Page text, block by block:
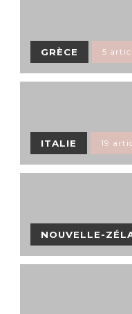
GRÈCE 5
ITALIE 19
NOUVELLE-